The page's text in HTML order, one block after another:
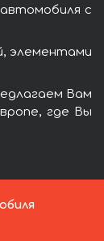
с
элементами
Вам
где Вы